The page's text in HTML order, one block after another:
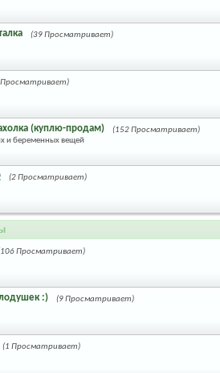
(39 Просматривает)
Просматривает)
(куплю-продам)
(152 Просматривает)
и беременных вещей
(2 Просматривает)
Просматривает)
:) (9 Просматривает)
(1 Просматривает)